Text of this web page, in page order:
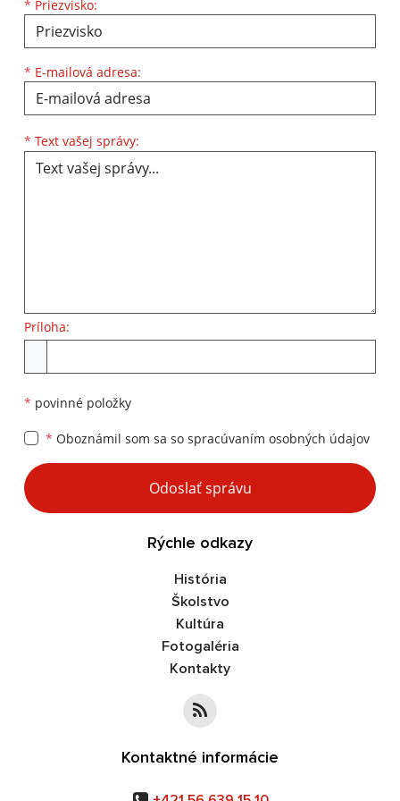
* Priezvisko:
* E-mailová adresa:
* Text vašej správy:
Príloha:
* povinné položky
* Oboznámil som sa so spracúvaním osobných údajov
Google reCaptcha Response
Odoslať správu
Rýchle odkazy
História
Školstvo
Kultúra
Fotogaléria
Kontakty
Kontaktné informácie